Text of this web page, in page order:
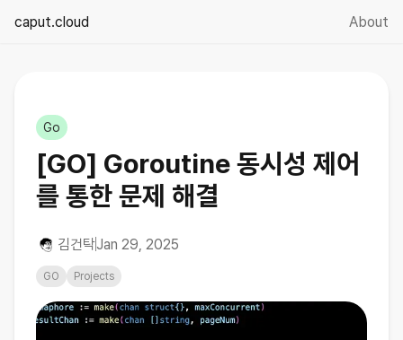
caput.cloud About
Go
[GO] Goroutine 동시성 제어
를 통한 문제 해결
김건탁Jan 29, 2025
GO Projects